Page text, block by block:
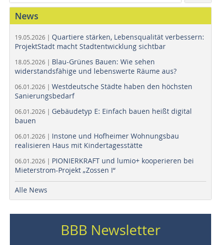
News
19.05.2026 | Quartiere stärken, Lebensqualität verbessern:
ProjektStadt macht Stadtentwicklung sichtbar
18.05.2026 | Blau-Grünes Bauen: Wie sehen
widerstandsfähige und lebenswerte Räume aus?
06.01.2026 | Westdeutsche Städte haben den höchsten
Sanierungsbedarf
06.01.2026 | Gebäudetyp E: Einfach bauen heißt digital
bauen
06.01.2026 | Instone und Hofheimer Wohnungsbau
realisieren Haus mit Kindertagesstätte
06.01.2026 | PIONIERKRAFT und lumio+ kooperieren bei
Mieterstrom-Projekt „Zossen I“
Alle News
BBB Newsletter